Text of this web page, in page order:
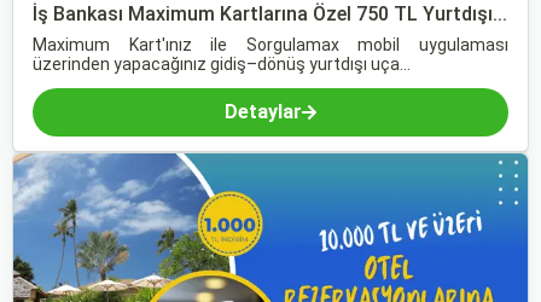
İş Bankası Maximum Kartlarına Özel 750 TL Yurtdışı...
Maximum Kart'ınız ile Sorgulamax mobil uygulaması
üzerinden yapacağınız gidiş–dönüş yurtdışı uça...
Detaylar